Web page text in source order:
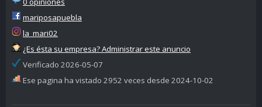
mariposapuebla
la_mari02
¿Es ésta su empresa? Administrar este anuncio
Verificado 2026-05-07
Ese pagina ha vistado 2952 veces desde 2024-10-02